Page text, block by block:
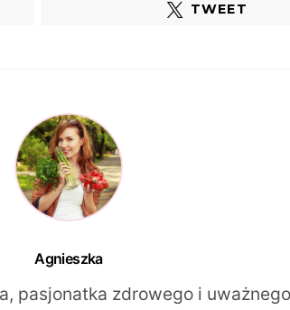
TWEET
Agnieszka
pasjonatka zdrowego i